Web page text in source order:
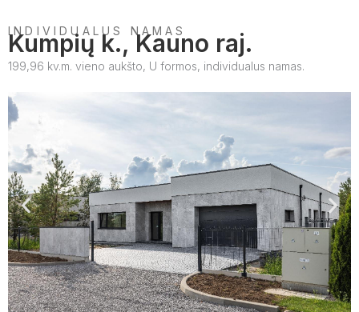
INDIVIDUALUS NAMAS
Kumpių k., Kauno raj.
199,96 kv.m. vieno aukšto, U formos, individualus namas.